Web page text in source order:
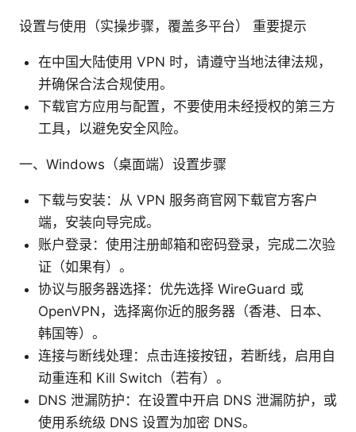
设置与使用（实操步骤，覆盖多平台） 重要提示
在中国大陆使用 VPN 时，请遵守当地法律法规，
并确保合法合规使用。
下载官方应用与配置，不要使用未经授权的第三方
工具，以避免安全风险。
一、Windows（桌面端）设置步骤
下载与安装：从 VPN 服务商官网下载官方客户
端，安装向导完成。
账户登录：使用注册邮箱和密码登录，完成二次验
证（如果有）。
协议与服务器选择：优先选择 WireGuard 或
OpenVPN，选择离你近的服务器（香港、日本、
韩国等）。
连接与断线处理：点击连接按钮，若断线，启用自
动重连和 Kill Switch（若有）。
DNS 泄漏防护：在设置中开启 DNS 泄漏防护，或
使用系统级 DNS 设置为加密 DNS。